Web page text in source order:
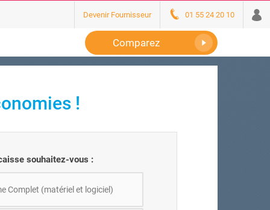
Devenir Fournisseur 01 55 24 20 10
Comparez
!
souhaitez-vous :
Complet (matériel et logiciel)